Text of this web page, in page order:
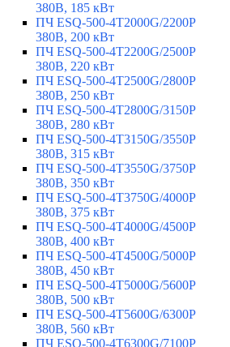
380В, 185 кВт
ПЧ ESQ-500-4T2000G/2200P
380В, 200 кВт
ПЧ ESQ-500-4T2200G/2500P
380В, 220 кВт
ПЧ ESQ-500-4T2500G/2800P
380В, 250 кВт
ПЧ ESQ-500-4T2800G/3150P
380В, 280 кВт
ПЧ ESQ-500-4T3150G/3550P
380В, 315 кВт
ПЧ ESQ-500-4T3550G/3750P
380В, 350 кВт
ПЧ ESQ-500-4T3750G/4000P
380В, 375 кВт
ПЧ ESQ-500-4T4000G/4500P
380В, 400 кВт
ПЧ ESQ-500-4T4500G/5000P
380В, 450 кВт
ПЧ ESQ-500-4T5000G/5600P
380В, 500 кВт
ПЧ ESQ-500-4T5600G/6300P
380В, 560 кВт
ПЧ ESQ-500-4T6300G/7100P